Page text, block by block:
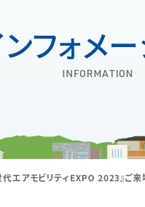
フォメ
INFORMATION
アモビリティEXPO 2023』ご来